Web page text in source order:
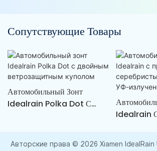
Сопутствующие Товары
Автомобильный Зонт
Idealrain Polka Dot С
Idealrain
Авторские права © 2026 Xiamen IdealRain